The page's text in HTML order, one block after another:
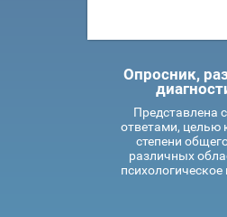
Опросник,
Представлена
ответами, целью
степени
различных